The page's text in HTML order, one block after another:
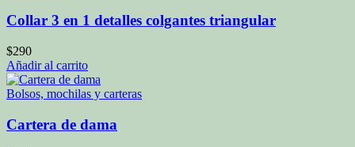
Collar 3 en 1 detalles colgantes triangular
$290
Añadir al carrito
Bolsos, mochilas y carteras
Cartera de dama